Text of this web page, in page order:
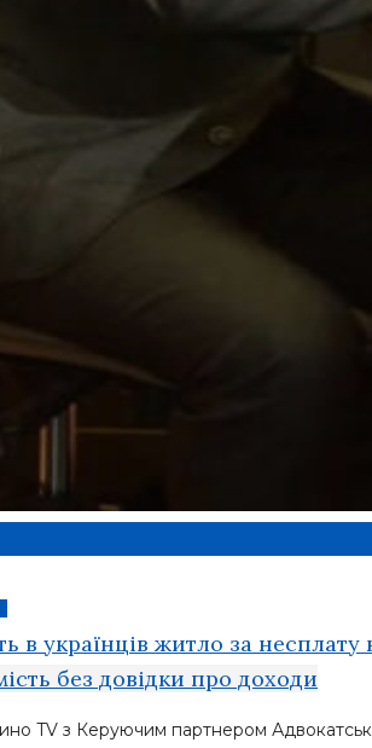
в українців житло за
без довідки про доходи
TV з Керуючим партнером